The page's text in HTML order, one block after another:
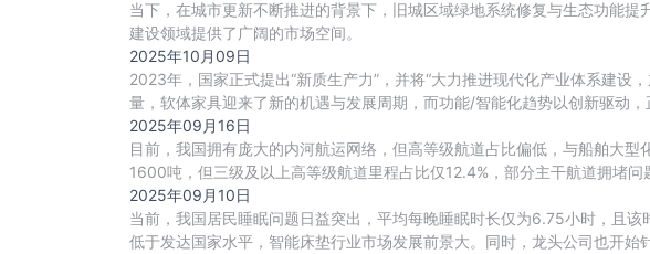
当下，在城市更新不断推进的背景下，旧城区域绿地系统修复与生态功能
建设领域提供了广阔的市场空间。‌
2025年10月09日
2023年，国家正式提出“新质生产力”，并将“大力推进现代化产业体系建
量，软体家具迎来了新的机遇与发展周期，而功能/智能化趋势以创新驱动
2025年09月16日
目前，我国拥有庞大的内河航运网络，但高等级航道占比偏低，与船舶大
1600吨，但三级及以上高等级航道里程占比仅12.4%，部分主干航道拥堵问
2025年09月10日
当前，我国居民睡眠问题日益突出，平均每晚睡眠时长仅为6.75小时，且
低于发达国家水平，智能床垫行业市场发展前景大。同时，龙头公司也开